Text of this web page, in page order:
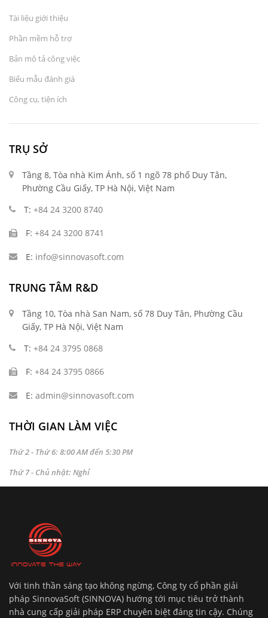
Tài liệu giới thiệu
Phần mềm hỗ trợ
Bản mô tả công việc
Biểu mẫu đánh giá
Công cụ, tiện ích
TRỤ SỞ
Tầng 8, Tòa nhà Kim Ánh, số 1 ngõ 78 phố Duy Tân,
Phường Cầu Giấy, TP Hà Nội, Việt Nam
T: +84 24 3200 8740
F: +84 24 3200 8741
E: info@sinnovasoft.com
TRUNG TÂM R&D
Tầng 10, Tòa nhà San Nam, số 78 Duy Tân, Phường Cầu
Giấy, TP Hà Nội, Việt Nam
T: +84 24 3795 0868
F: +84 24 3795 0866
E: admin@sinnovasoft.com
THỜI GIAN LÀM VIỆC
Thứ 2 - Thứ 6: 8:00 AM đến 5:30 PM
Thứ 7 - Chủ nhật: Nghỉ
Với tinh thần sáng tạo không ngừng, Công ty cổ phần giải
pháp SinnovaSoft (SINNOVA) hướng tới mục tiêu trở thành
nhà cung cấp giải pháp ERP chuyên biệt đáng tin cậy. Chúng